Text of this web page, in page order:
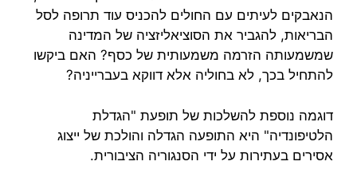
הנאבקים לעיתים עם החולים להכניס עוד תרופה לסל
הבריאות, להגביר את הסוציאליזציה של המדינה
שמשמעותה הזרמה משמעותית של כסף? האם ביקשו
להתחיל בכך, לא בחוליה אלא דווקא בעברייניה?
דוגמה נוספת להשלכות של תופעת "הגדלת
הלטיפונדיה" היא התופעה הגדלה והולכת של ייצוג
אסירים בעתירות על ידי הסנגוריה הציבורית.